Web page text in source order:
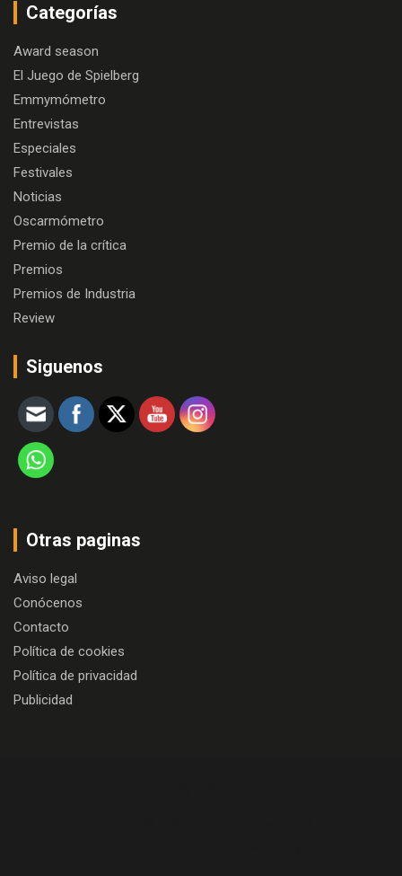
Categorías
Award season
El Juego de Spielberg
Emmymómetro
Entrevistas
Especiales
Festivales
Noticias
Oscarmómetro
Premio de la crítica
Premios
Premios de Industria
Review
Siguenos
Otras paginas
Aviso legal
Conócenos
Contacto
Política de cookies
Política de privacidad
Publicidad